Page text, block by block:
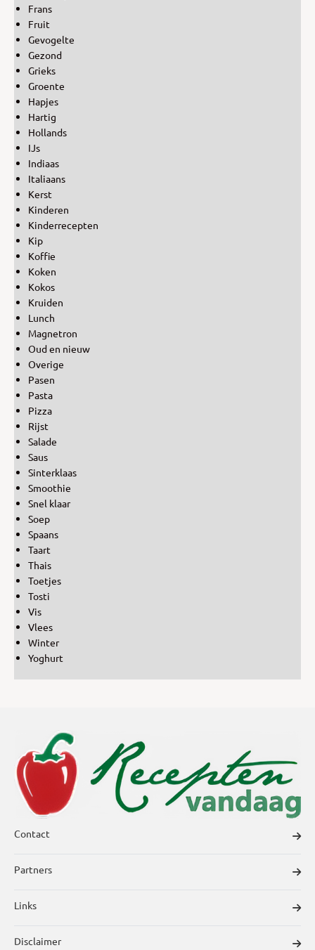
Frans
Fruit
Gevogelte
Gezond
Grieks
Groente
Hapjes
Hartig
Hollands
IJs
Indiaas
Italiaans
Kerst
Kinderen
Kinderrecepten
Kip
Koffie
Koken
Kokos
Kruiden
Lunch
Magnetron
Oud en nieuw
Overige
Pasen
Pasta
Pizza
Rijst
Salade
Saus
Sinterklaas
Smoothie
Snel klaar
Soep
Spaans
Taart
Thais
Toetjes
Tosti
Vis
Vlees
Winter
Yoghurt
Contact
Partners
Links
Disclaimer